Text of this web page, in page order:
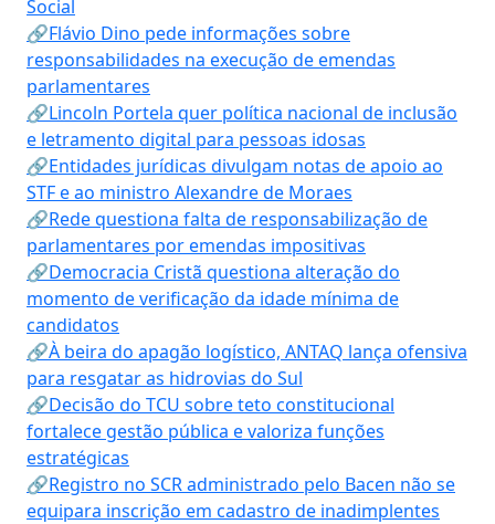
Social
🔗Flávio Dino pede informações sobre
responsabilidades na execução de emendas
parlamentares
🔗Lincoln Portela quer política nacional de inclusão
e letramento digital para pessoas idosas
🔗Entidades jurídicas divulgam notas de apoio ao
STF e ao ministro Alexandre de Moraes
🔗Rede questiona falta de responsabilização de
parlamentares por emendas impositivas
🔗Democracia Cristã questiona alteração do
momento de verificação da idade mínima de
candidatos
🔗À beira do apagão logístico, ANTAQ lança ofensiva
para resgatar as hidrovias do Sul
🔗Decisão do TCU sobre teto constitucional
fortalece gestão pública e valoriza funções
estratégicas
🔗Registro no SCR administrado pelo Bacen não se
equipara inscrição em cadastro de inadimplentes